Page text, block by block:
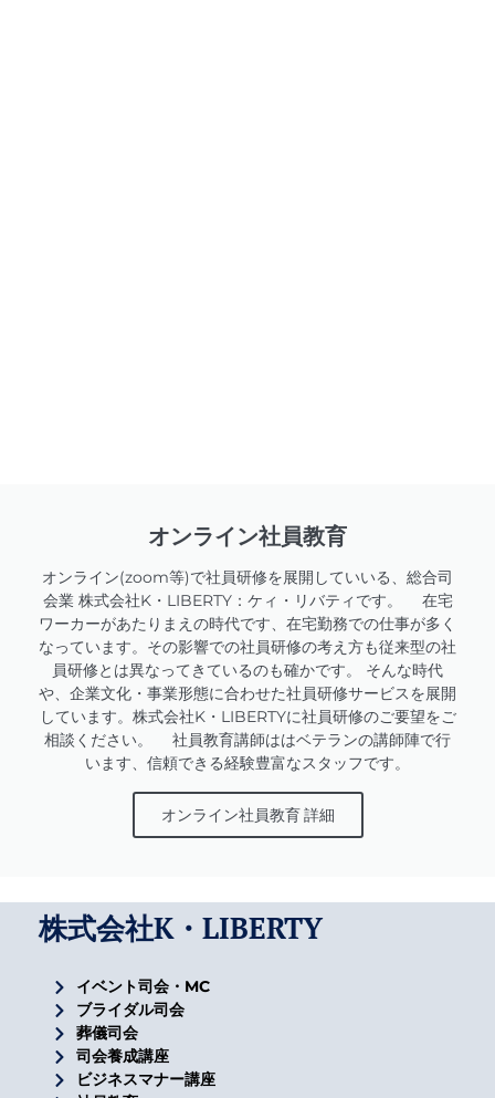
オンライン社員教育
オンライン(zoom等)で社員研修を展開していいる、総合司
会業 株式会社K・LIBERTY：ケィ・リバティです。 在宅
ワーカーがあたりまえの時代です、在宅勤務での仕事が多く
なっています。その影響での社員研修の考え方も従来型の社
員研修とは異なってきているのも確かです。 そんな時代
や、企業文化・事業形態に合わせた社員研修サービスを展開
しています。株式会社K・LIBERTYに社員研修のご要望をご
相談ください。 社員教育講師ははベテランの講師陣で行
います、信頼できる経験豊富なスタッフです。
オンライン社員教育 詳細
株式会社K・LIBERTY
イベント司会・MC
ブライダル司会
葬儀司会
司会養成講座
ビジネスマナー講座